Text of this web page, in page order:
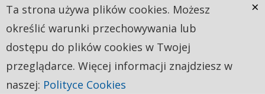
Ta strona używa plików cookies. Możesz
określić warunki przechowywania lub
dostępu do plików cookies w Twojej
przeglądarce. Więcej informacji znajdziesz w
naszej: Polityce Cookies
×